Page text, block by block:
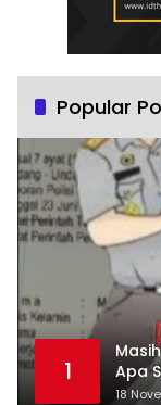
Popular
1
Apa
18